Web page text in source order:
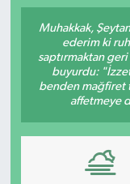
Muhakkak,
ederim ki
saptırmaktan
buyurdu:
benden mağfiret
affetmeye
RESMİ İLAN